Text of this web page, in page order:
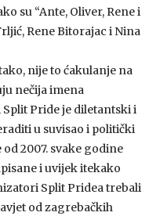
su “Ante, Oliver, Rene i
Rene Bitorajac i Nina
nije to ćakulanje na
nečija imena
Split Pride je diletantski i
u suvisao i politički
2007. svake godine
i uvijek itekako
Split Pridea trebali
od zagrebačkih